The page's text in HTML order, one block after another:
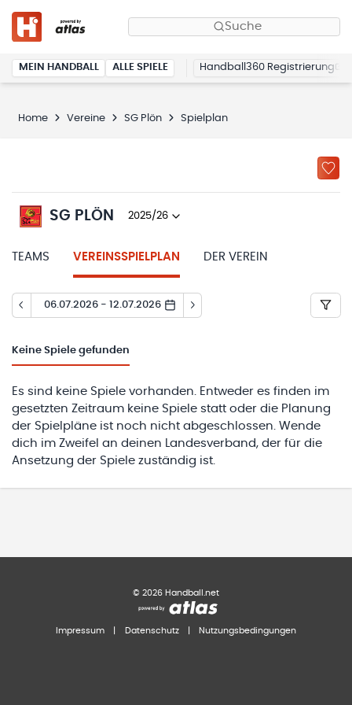
Suche
MEIN HANDBALL ALLE SPIELE Handball360 Registrierung
Home Vereine SG Plön Spielplan
SG PLÖN 2025/26
TEAMS VEREINSSPIELPLAN DER VEREIN
06.07.2026 - 12.07.2026
Keine Spiele gefunden
Es sind keine Spiele vorhanden. Entweder es finden im
gesetzten Zeitraum keine Spiele statt oder die Planung
der Spielpläne ist noch nicht abgeschlossen. Wende
dich im Zweifel an deinen Landesverband, der für die
Ansetzung der Spiele zuständig ist.
© 2026 Handball.net
Impressum Datenschutz Nutzungsbedingungen